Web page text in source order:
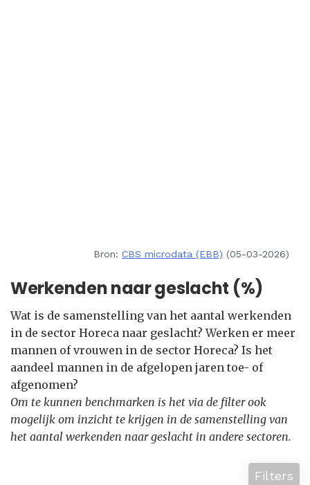
Bron: CBS microdata (EBB) (05-03-2026)
Werkenden naar geslacht (%)
Wat is de samenstelling van het aantal werkenden
in de sector Horeca naar geslacht? Werken er meer
mannen of vrouwen in de sector Horeca? Is het
aandeel mannen in de afgelopen jaren toe- of
afgenomen?
Om te kunnen benchmarken is het via de filter ook
mogelijk om inzicht te krijgen in de samenstelling van
het aantal werkenden naar geslacht in andere sectoren.
Filters